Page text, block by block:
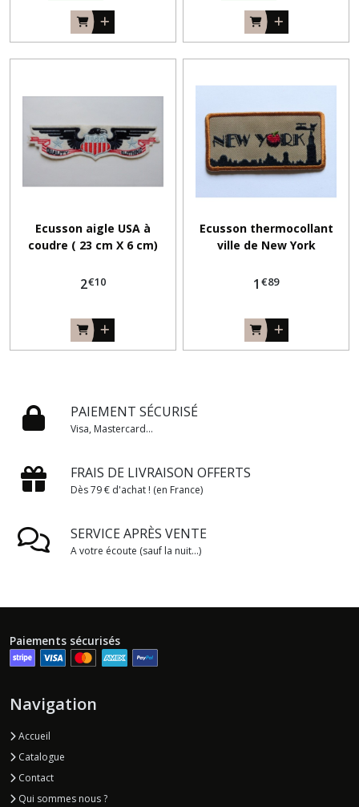
Ecusson aigle USA à
coudre ( 23 cm X 6 cm)
2€10
Ecusson thermocollant
ville de New York
1 €89
PAIEMENT SÉCURISÉ
Visa, Mastercard...
FRAIS DE LIVRAISON OFFERTS
Dès 79 € d'achat ! (en France)
SERVICE APRÈS VENTE
A votre écoute (sauf la nuit...)
Paiements sécurisés
Navigation
Accueil
Catalogue
Contact
Qui sommes nous ?